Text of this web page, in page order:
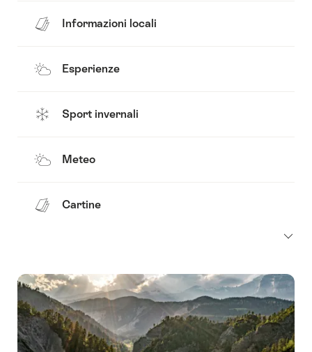
Informazioni locali
Esperienze
Sport invernali
Meteo
Cartine